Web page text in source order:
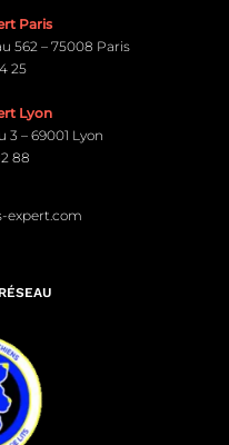
Paris
562 – 75008 Paris
25
Lyon
3 – 69001 Lyon
88
expert.com